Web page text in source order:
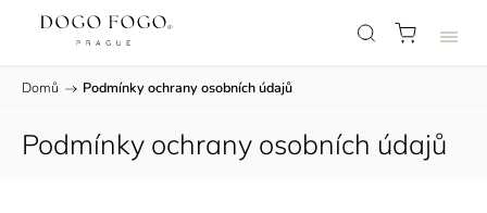
Domů / Podmínky ochrany osobních údajů
Podmínky ochrany osobních údajů